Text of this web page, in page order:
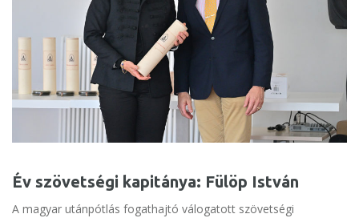
Év szövetségi kapitánya: Fülöp István
A magyar utánpótlás fogathajtó válogatott szövetségi